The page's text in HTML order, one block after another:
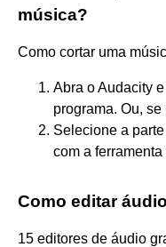
música?
Como cortar uma
Abra o Audacity
programa. Ou, se
Selecione a
com a
Como editar
15 editores de áudio